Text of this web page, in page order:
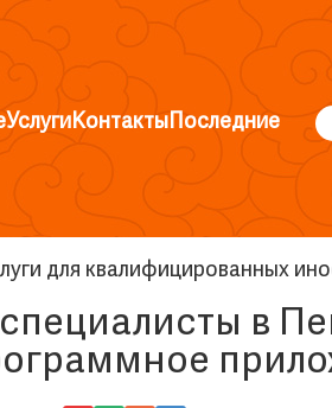
УслугиКонтактыПоследние
для квалифицированных
в